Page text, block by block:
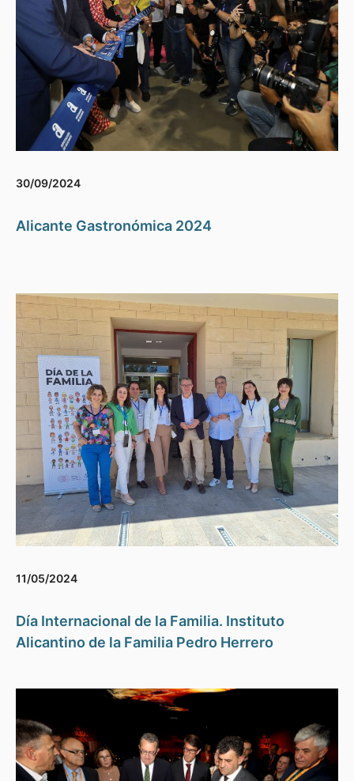
30/09/2024
Alicante Gastronómica 2024
11/05/2024
Día Internacional de la Familia. Instituto
Alicantino de la Familia Pedro Herrero